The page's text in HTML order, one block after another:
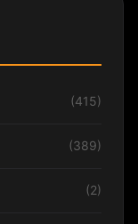
(415)
(389)
(2)